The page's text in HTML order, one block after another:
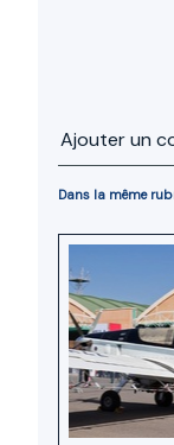
Ajouter un
Dans la même